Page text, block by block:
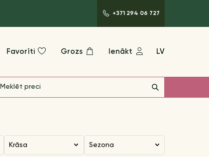
+371 294 06 727
Favorīti Grozs Ienākt LV
Krāsa Sezona